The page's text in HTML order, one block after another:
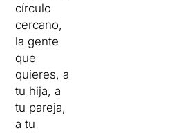
círculo
cercano,
la gente
que
quieres, a
tu hija, a
tu pareja,
a tu